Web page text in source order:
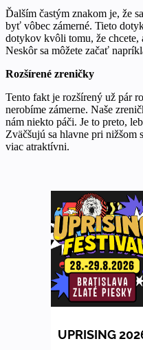
Ďalším častým znakom je, že
byť vôbec zámerné. Tieto
dotykov kvôli tomu, že chcete,
Neskôr sa môžete začať
Rozšírené zreničky
Tento fakt je rozšírený už pár
nerobíme zámerne. Naše
nám niekto páči. Je to preto,
Zväčšujú sa hlavne pri nižšom
viac atraktívni.